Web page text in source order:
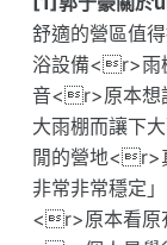
舒適的營區值
浴設備<r>雨
音<r>原本想
大雨棚而讓下
閒的營地<r>
非常非常穩定
<r>原本看原